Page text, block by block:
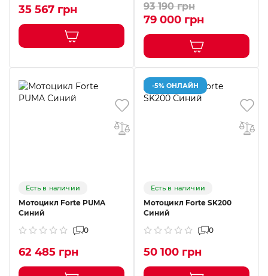
35 567 грн 93 190 грн
79 000 грн
Есть в наличии
Мотоцикл Forte PUMA
Синий
0
62 485 грн
-5% ОНЛАЙН
Есть в наличии
Мотоцикл Forte SK200
Синий
0
50 100 грн